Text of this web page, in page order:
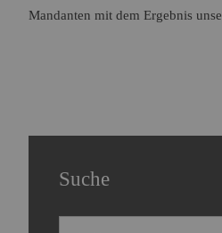
Mandanten mit dem Ergebnis
Suche